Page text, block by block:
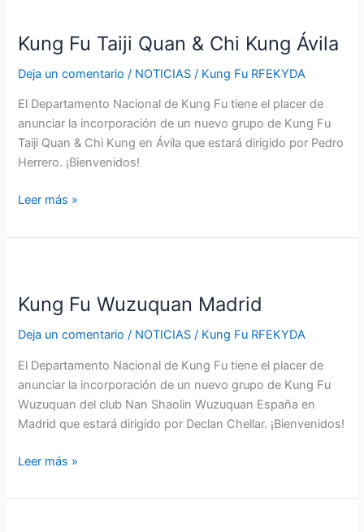
Kung Fu Taiji Quan & Chi Kung Ávila
Deja un comentario / NOTICIAS / Kung Fu RFEKYDA
El Departamento Nacional de Kung Fu tiene el placer de
anunciar la incorporación de un nuevo grupo de Kung Fu
Taiji Quan & Chi Kung en Ávila que estará dirigido por Pedro
Herrero. ¡Bienvenidos!
Taiji
&
Chi
Kung
Ávila
Leer más »
Kung Fu Wuzuquan Madrid
Deja un comentario / NOTICIAS / Kung Fu RFEKYDA
El Departamento Nacional de Kung Fu tiene el placer de
anunciar la incorporación de un nuevo grupo de Kung Fu
Wuzuquan del club Nan Shaolin Wuzuquan España en
Madrid que estará dirigido por Declan Chellar. ¡Bienvenidos!
Wuzuquan
Leer más »